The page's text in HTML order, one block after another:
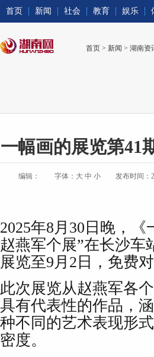
首页 新闻 社会 教育 娱乐
首页 > 新闻 > 湖南资
一幅画的展览第
编辑： 字体： 大 中 小 发布时间：
2025年8月30日晚，
赵燕军个展”在长沙车
展览至9月2日，免费
此次展览从赵燕军各
具有代表性的作品，
种不同的艺术表现形
密度。